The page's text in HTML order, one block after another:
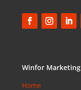
Winfor Marketing
Home